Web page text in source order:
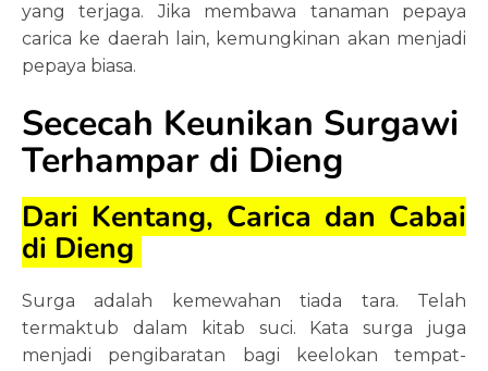
yang terjaga. Jika membawa tanaman pepaya
carica ke daerah lain, kemungkinan akan menjadi
pepaya biasa.
Sececah Keunikan Surgawi
Terhampar di Dieng
Dari Kentang, Carica dan Cabai
di Dieng
Surga adalah kemewahan tiada tara. Telah
termaktub dalam kitab suci. Kata surga juga
menjadi pengibaratan bagi keelokan tempat-